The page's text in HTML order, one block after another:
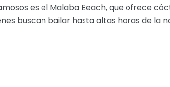
es el Malaba Beach, que ofrece
buscan bailar hasta altas horas de la